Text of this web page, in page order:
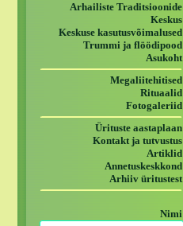
Arhailiste Traditsioonide
Keskus
Keskuse kasutusvõimalused
Trummi ja flöödipood
Asukoht
Megaliitehitised
Rituaalid
Fotogaleriid
Ürituste aastaplaan
Kontakt ja tutvustus
Artiklid
Annetuskeskkond
Arhiiv üritustest
Nimi